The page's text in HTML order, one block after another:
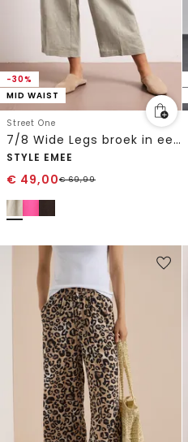
-30%
MID WAIST
Street One
7/8 Wide Legs broek in een Loose Fit van linnen
STYLE EMEE
€ 49,00€69,99